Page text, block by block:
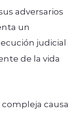
adversarios
un
judicial
de la vida
causa